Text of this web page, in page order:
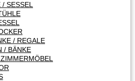
SESSEL
/ REGALE
/ BÄNKE